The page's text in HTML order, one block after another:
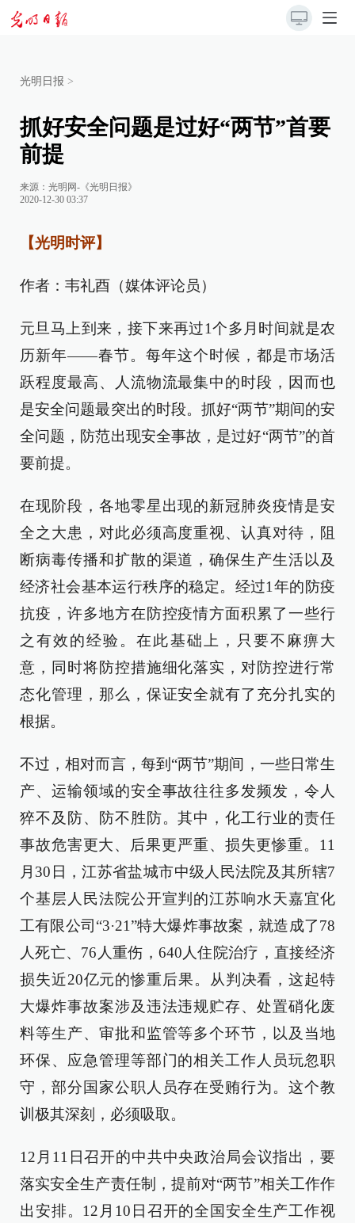
光明日报 >
抓好安全问题是过好“两节”首要
前提
来源： 光明网-《光明日报》
2020-12-30 03:37
【光明时评】
作者：韦礼酉（媒体评论员）
元旦马上到来，接下来再过1个多月时间就是农
历新年——春节。每年这个时候，都是市场活
跃程度最高、人流物流最集中的时段，因而也
是安全问题最突出的时段。抓好“两节”期间的安
全问题，防范出现安全事故，是过好“两节”的首
要前提。
在现阶段，各地零星出现的新冠肺炎疫情是安
全之大患，对此必须高度重视、认真对待，阻
断病毒传播和扩散的渠道，确保生产生活以及
经济社会基本运行秩序的稳定。经过1年的防疫
抗疫，许多地方在防控疫情方面积累了一些行
之有效的经验。在此基础上，只要不麻痹大
意，同时将防控措施细化落实，对防控进行常
态化管理，那么，保证安全就有了充分扎实的
根据。
不过，相对而言，每到“两节”期间，一些日常生
产、运输领域的安全事故往往多发频发，令人
猝不及防、防不胜防。其中，化工行业的责任
事故危害更大、后果更严重、损失更惨重。11
月30日，江苏省盐城市中级人民法院及其所辖7
个基层人民法院公开宣判的江苏响水天嘉宜化
工有限公司“3·21”特大爆炸事故案，就造成了78
人死亡、76人重伤，640人住院治疗，直接经济
损失近20亿元的惨重后果。从判决看，这起特
大爆炸事故案涉及违法违规贮存、处置硝化废
料等生产、审批和监管等多个环节，以及当地
环保、应急管理等部门的相关工作人员玩忽职
守，部分国家公职人员存在受贿行为。这个教
训极其深刻，必须吸取。
12月11日召开的中共中央政治局会议指出，要
落实安全生产责任制，提前对“两节”相关工作作
出安排。12月10日召开的全国安全生产工作视